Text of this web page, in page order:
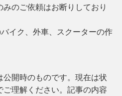
のご依頼はお断りしており
イク、外車、スクーターの作
開時のものです。現在は状
理解ください。記事の内容